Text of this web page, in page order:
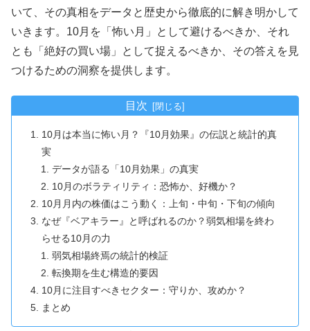
いて、その真相をデータと歴史から徹底的に解き明かして
いきます。10月を「怖い月」として避けるべきか、それ
とも「絶好の買い場」として捉えるべきか、その答えを見
つけるための洞察を提供します。
目次
10月は本当に怖い月？『10月効果』の伝説と統計的真
実
データが語る「10月効果」の真実
10月のボラティリティ：恐怖か、好機か？
10月月内の株価はこう動く：上旬・中旬・下旬の傾向
なぜ『ベアキラー』と呼ばれるのか？弱気相場を終わ
らせる10月の力
弱気相場終焉の統計的検証
転換期を生む構造的要因
10月に注目すべきセクター：守りか、攻めか？
まとめ